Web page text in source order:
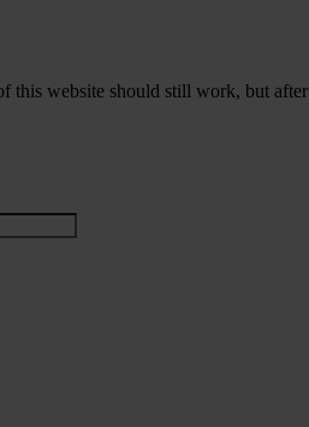
this website should still work, but after